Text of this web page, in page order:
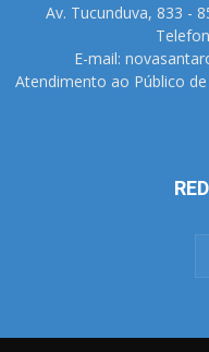
Av. Tucunduva, 833 -
E-mail:
Atendimento ao Público